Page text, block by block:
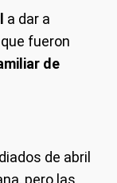
a dar a
fueron
de
de abril
pero las